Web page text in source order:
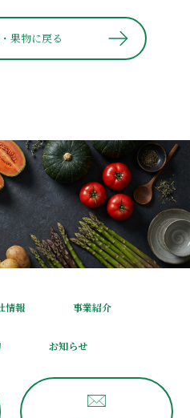
果物に戻る
情報 事業紹介
お知らせ